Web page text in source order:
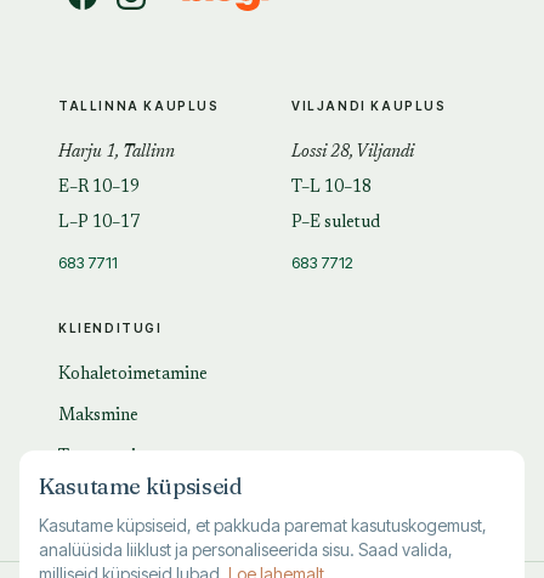
KLIENDITUGI
Kohaletoimetamine
Maksmine
KKK
TALLINNA KAUPLUS
Harju 1, Tallinn
E–R 10–19
L–P 10–17
683 7711
VILJANDI KAUPLUS
Lossi 28, Viljandi
T–L 10–18
P–E suletud
683 7712
Kasutame küpsiseid
Kasutame küpsiseid, et pakkuda paremat kasutuskogemust,
analüüsida liiklust ja personaliseerida sisu. Saad valida,
milliseid küpsiseid lubad. Loe lahemalt